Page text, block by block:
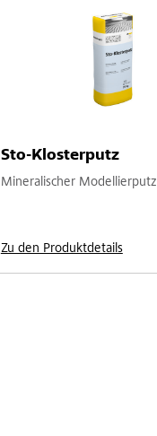
Sto-Klosterputz
Mineralischer Modellierputz
Zu den Produktdetails